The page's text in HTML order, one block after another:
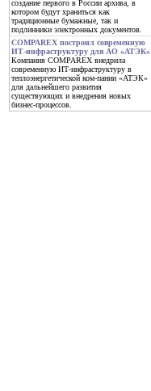
создание первого в России архива, в
котором будут храниться как
традиционные бумажные, так и
подлинники электронных документов.
COMPAREX построил современную
ИТ-инфраструктуру для АО «АТЭК»
Компания COMPAREX внедрила
современную ИТ-инфраструктуру в
теплоэнергетической ком-пании «АТЭК»
для дальнейшего развития
существующих и внедрения новых
бизнес-процессов.